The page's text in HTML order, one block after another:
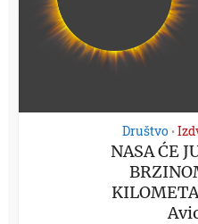
Društvo •
NASA ĆE